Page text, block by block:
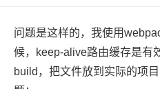
问题是这样的，我使用
候，keep-alive路由缓存是有
build，把文件放到实际的项